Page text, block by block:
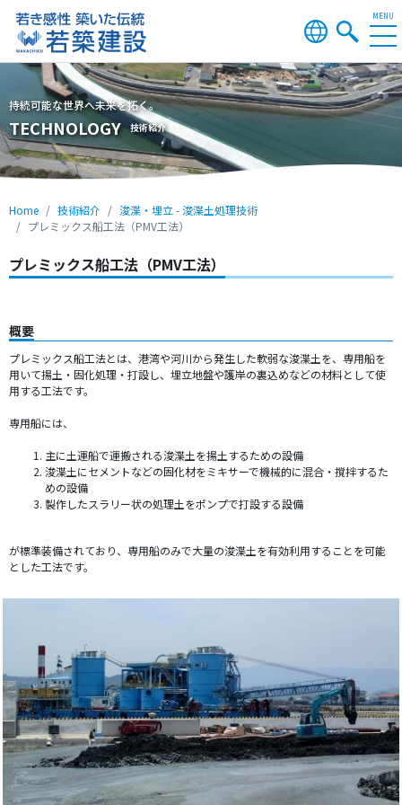
技術紹介
TECHNOLOGY
Home 技術紹介
浚渫・埋立 - 浚渫土処理技術
プレミックス船工法（PMV工法）
プレミックス船工法（PMV工法）
概要
プレミックス船工法とは、港湾や河川から発生した軟弱な浚渫土を、専用船を
用いて揚土・固化処理・打設し、埋立地盤や護岸の裏込めなどの材料として使
用する工法です。
専用船には、
主に土運船で運搬される浚渫土を揚土するための設備
浚渫土にセメントなどの固化材をミキサーで機械的に混合・撹拌するた
めの設備
製作したスラリー状の処理土をポンプで打設する設備
が標準装備されており、専用船のみで大量の浚渫土を有効利用することを可能
とした工法です。